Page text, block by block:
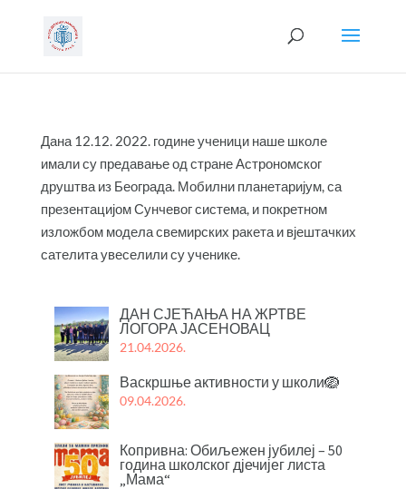
Дана 12.12. 2022. године ученици наше школе
имали су предавање од стране Астрономског
друштва из Београда. Мобилни планетаријум, са
презентацијом Сунчевог система, и покретном
изложбом модела свемирских ракета и вјештачких
сателита увеселили су ученике.
ДАН СЈЕЋАЊА НА ЖРТВЕ
ЛОГОРА ЈАСЕНОВАЦ
21.04.2026.
Васкршње активности у школи🪺
09.04.2026.
Копривна: Обиљежен јубилеј – 50
година школског дјечијег листа
„Мама“